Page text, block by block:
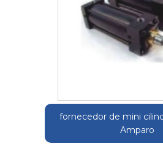
fornecedor de mini
Amparo